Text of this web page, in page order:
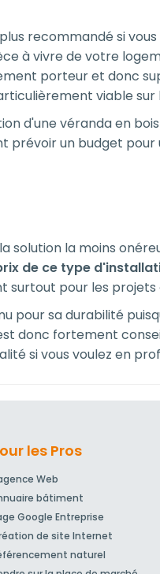
recommandé si
à vivre de votre
porteur et donc
viable sur
d'une véranda en
prévoir un budget
solution la moins
de ce type
surtout pour les
pour sa durabilité
donc fortement
si vous voulez en
les Pros
Web
bâtiment
Google Entreprise
de site Internet
naturel